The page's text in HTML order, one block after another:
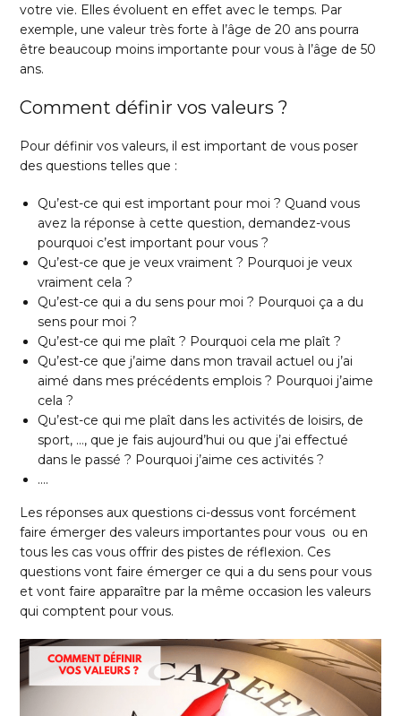
votre vie. Elles évoluent en effet avec le temps. Par
exemple, une valeur très forte à l’âge de 20 ans pourra
être beaucoup moins importante pour vous à l’âge de 50
ans.
Comment définir vos valeurs ?
Pour définir vos valeurs, il est important de vous poser
des questions telles que :
Qu’est-ce qui est important pour moi ? Quand vous
avez la réponse à cette question, demandez-vous
pourquoi c’est important pour vous ?
Qu’est-ce que je veux vraiment ? Pourquoi je veux
vraiment cela ?
Qu’est-ce qui a du sens pour moi ? Pourquoi ça a du
sens pour moi ?
Qu’est-ce qui me plaît ? Pourquoi cela me plaît ?
Qu’est-ce que j’aime dans mon travail actuel ou j’ai
aimé dans mes précédents emplois ? Pourquoi j’aime
cela ?
Qu’est-ce qui me plaît dans les activités de loisirs, de
sport, …, que je fais aujourd’hui ou que j’ai effectué
dans le passé ? Pourquoi j’aime ces activités ?
….
Les réponses aux questions ci-dessus vont forcément
faire émerger des valeurs importantes pour vous ou en
tous les cas vous offrir des pistes de réflexion. Ces
questions vont faire émerger ce qui a du sens pour vous
et vont faire apparaître par la même occasion les valeurs
qui comptent pour vous.